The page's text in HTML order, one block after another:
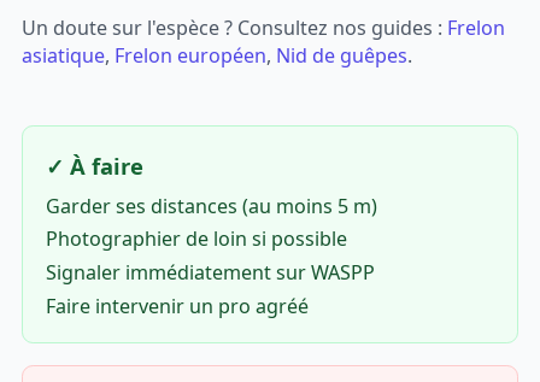
Un doute sur l'espèce ? Consultez nos guides : Frelon
asiatique, Frelon européen, Nid de guêpes.
✓ À faire
Garder ses distances (au moins 5 m)
Photographier de loin si possible
Signaler immédiatement sur WASPP
Faire intervenir un pro agréé